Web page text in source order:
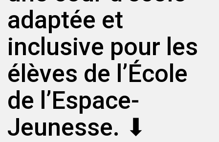
adaptée et
inclusive pour les
élèves de l’École
de l’Espace-
Jeunesse. ⬇